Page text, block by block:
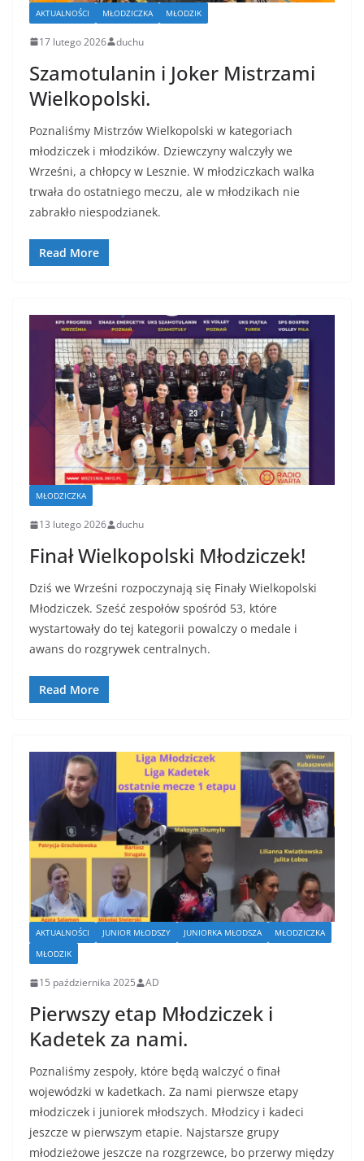
AKTUALNOŚCI MŁODZICZKA MŁODZIK
17 lutego 2026 duchu
Szamotulanin i Joker Mistrzami
Wielkopolski.
Poznaliśmy Mistrzów Wielkopolski w kategoriach
młodziczek i młodzików. Dziewczyny walczyły we
Wrześni, a chłopcy w Lesznie. W młodziczkach walka
trwała do ostatniego meczu, ale w młodzikach nie
zabrakło niespodzianek.
Read More
MŁODZICZKA
13 lutego 2026 duchu
Finał Wielkopolski Młodziczek!
Dziś we Wrześni rozpoczynają się Finały Wielkopolski
Młodziczek. Sześć zespołów spośród 53, które
wystartowały do tej kategorii powalczy o medale i
awans do rozgrywek centralnych.
Read More
AKTUALNOŚCI JUNIOR MŁODSZY JUNIORKA MŁODSZA
MŁODZICZKA
MŁODZIK
15 października 2025 AD
Pierwszy etap Młodziczek i
Kadetek za nami.
Poznaliśmy zespoły, które będą walczyć o finał
wojewódzki w kadetkach. Za nami pierwsze etapy
młodziczek i juniorek młodszych. Młodzicy i kadeci
jeszcze w pierwszym etapie. Najstarsze grupy
młodzieżowe jeszcze na rozgrzewce, bo przerwy między